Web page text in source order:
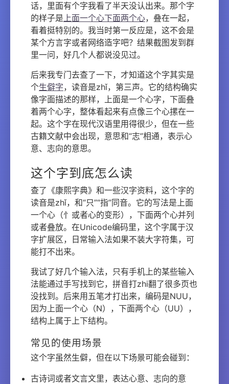
话，里面有个字我看了半天没认出来。那个字
的样子是上面一个心下面两个心，叠在一起，
看着挺特别的。我当时第一反应是，这不会是
某个方言字或者网络造字吧？结果截图发到群
里一问，好几个人都说没见过。
后来我专门去查了一下，才知道这个字其实是
个生僻字，读音是zhǐ，第三声。它的结构确实
像字面描述的那样，上面是一个心字，下面叠
着两个心字，整体看起来有点像三个心摞在一
起。这个字在现代汉语里用得很少，但在一些
古籍文献中会出现，意思和“志”相通，表示心
意、志向的意思。
这个字到底怎么读
查了《康熙字典》和一些汉字资料，这个字的
读音是zhǐ，和“只”“指”同音。它的写法是上面
一个心（忄或者心的变形），下面两个心并列
或者叠放。在Unicode编码里，这个字属于汉
字扩展区，日常输入法如果不装大字符集，可
能打不出来。
我试了好几个输入法，只有手机上的某些输入
法能通过手写找到它，拼音打zhi翻了很多页也
没找到。后来用五笔才打出来，编码是NUU，
因为上面一个心（N），下面两个心（UU），
结构上属于上下结构。
常见的使用场景
这个字虽然生僻，但在以下场景可能会碰到：
古诗词或者文言文里，表达心意、志向的意